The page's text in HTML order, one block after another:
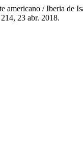
/ Iberia de
23 abr. 2018.